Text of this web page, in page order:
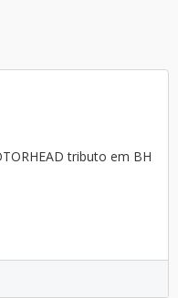
tributo em BH